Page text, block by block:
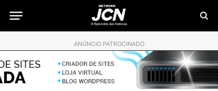
ANÚNCIO PATROCINADO